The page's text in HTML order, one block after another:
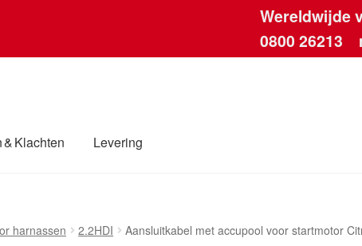
Wereldwijde
0800 26213
& Klachten Levering
Winkelwagen
harnassen 2.2HDI
Aansluitkabel met accupool voor startmotor